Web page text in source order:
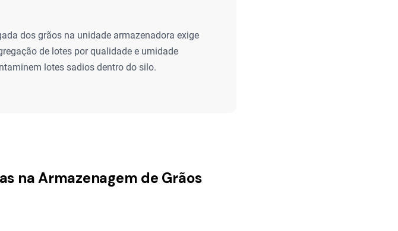
dos grãos na unidade armazenadora exige
de lotes por qualidade e umidade
lotes sadios dentro do silo.
na Armazenagem de Grãos